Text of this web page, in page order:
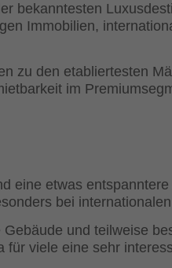
bekanntesten
Immobilien,
zu den etabliertesten
im
eine etwas
bei
und teilweise
viele eine sehr